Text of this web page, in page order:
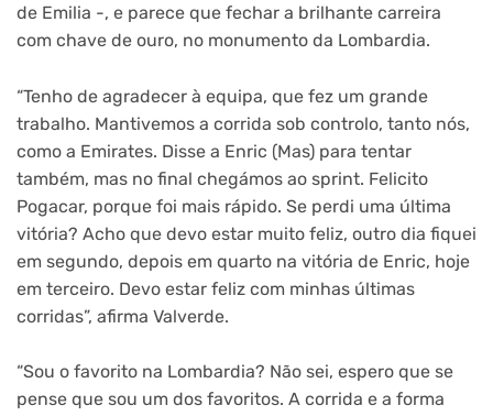
de Emilia -, e parece que fechar a brilhante carreira
com chave de ouro, no monumento da Lombardia.
“Tenho de agradecer à equipa, que fez um grande
trabalho. Mantivemos a corrida sob controlo, tanto nós,
como a Emirates. Disse a Enric (Mas) para tentar
também, mas no final chegámos ao sprint. Felicito
Pogacar, porque foi mais rápido. Se perdi uma última
vitória? Acho que devo estar muito feliz, outro dia fiquei
em segundo, depois em quarto na vitória de Enric, hoje
em terceiro. Devo estar feliz com minhas últimas
corridas”, afirma Valverde.
“Sou o favorito na Lombardia? Não sei, espero que se
pense que sou um dos favoritos. A corrida e a forma